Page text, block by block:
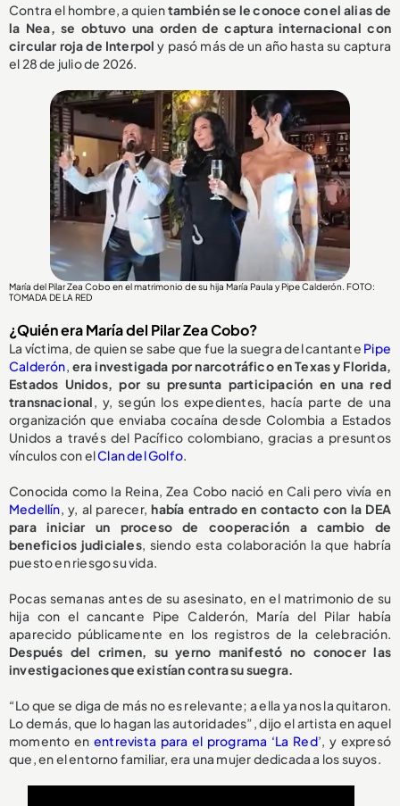
Contra el hombre, a quientambién se le conoce con el alias de
la Nea, se obtuvo una orden de captura internacional con
circular roja de Interpol y pasó más de un año hasta su captura
el 28 de julio de 2026.
María del Pilar Zea Cobo en el matrimonio de su hija María Paula y Pipe Calderón. FOTO:
TOMADA DE LA RED
¿Quién era María del Pilar Zea Cobo?
La víctima, de quien se sabe que fue la suegra del cantante Pipe
Calderón, era investigada por narcotráfico en Texas y Florida,
Estados Unidos, por su presunta participación en una red
transnacional, y, según los expedientes, hacía parte de una
organización que enviaba cocaína desde Colombia a Estados
Unidos a través del Pacífico colombiano, gracias a presuntos
vínculos con elClan del Golfo.
Conocida como la Reina, Zea Cobo nació en Cali pero vivía en
Medellín, y, al parecer,había entrado en contacto con la DEA
para iniciar un proceso de cooperación a cambio de
beneficios judiciales, siendo esta colaboración la que habría
puesto en riesgo su vida.
Pocas semanas antes de su asesinato, en el matrimonio de su
hija con el cancante Pipe Calderón, María del Pilar había
aparecido públicamente en los registros de la celebración.
Después del crimen, su yerno manifestó no conocer las
investigaciones que existían contra su suegra.
“Lo que se diga de más no es relevante; a ella ya nos la quitaron.
Lo demás, que lo hagan las autoridades”, dijo el artista en aquel
momento en entrevista para el programa ‘La Red’, y expresó
que, en el entorno familiar, era una mujer dedicada a los suyos.